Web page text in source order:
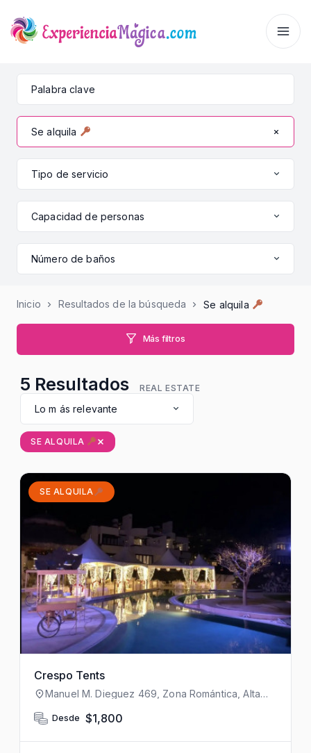
Se alquila
Tipo de servicio
Capacidad de personas
Número de baños
Inicio Resultados de la búsqueda Se alquila
Más filtros
5 Resultados REAL ESTATE
Lo m ás relevante
SE ALQUILA
SE ALQUILA
Crespo Tents
Manuel M. Dieguez 469, Zona Romántica, Alta
Desde $1,800